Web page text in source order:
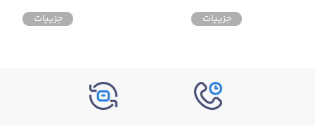
جزییات جزییات